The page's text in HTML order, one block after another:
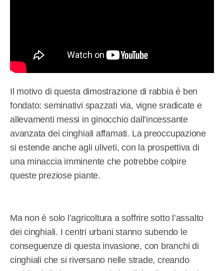
Il motivo di questa dimostrazione di rabbia è ben
fondato: seminativi spazzati via, vigne sradicate e
allevamenti messi in ginocchio dall’incessante
avanzata dei cinghiali affamati. La preoccupazione
si estende anche agli uliveti, con la prospettiva di
una minaccia imminente che potrebbe colpire
queste preziose piante.
Ma non è solo l’agricoltura a soffrire sotto l’assalto
dei cinghiali. I centri urbani stanno subendo le
conseguenze di questa invasione, con branchi di
cinghiali che si riversano nelle strade, creando